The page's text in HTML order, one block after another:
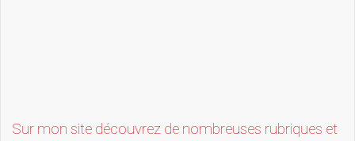
Sur mon site découvrez de nombreuses rubriques et